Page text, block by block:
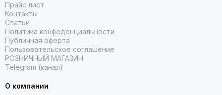
Прайс лист
Контакты
Статьи
Политика конфеденциальности
Публичная оферта
Пользовательское соглашение
РОЗНИЧНЫЙ МАГАЗИН
Telegram (канал)
О компании